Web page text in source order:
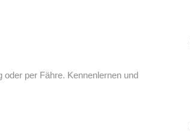
per Fähre. Kennenlernen und